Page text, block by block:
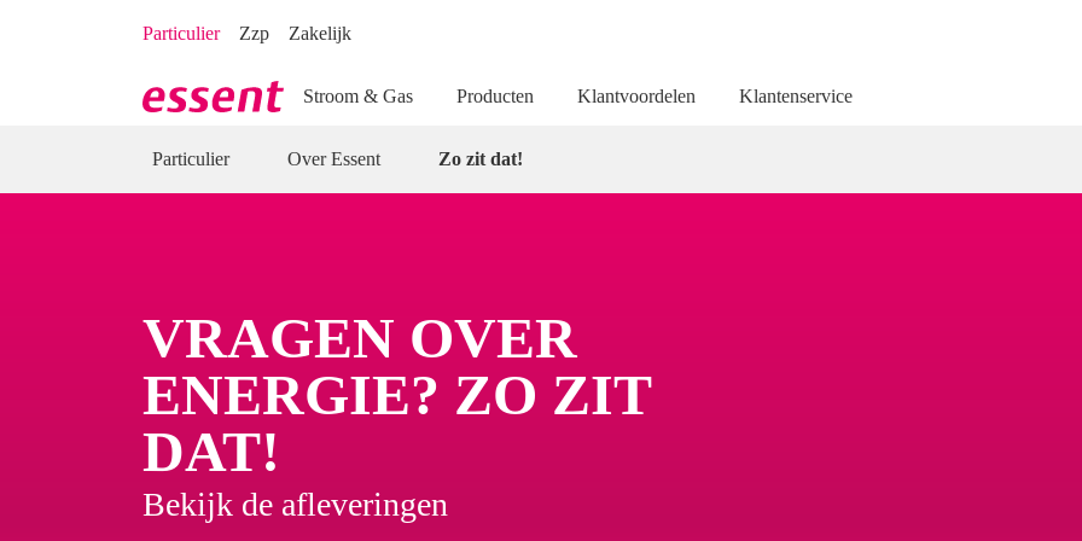
Direct naar hoofdinhoud
Direct naar inloggen
Particulier Zzp Zakelijk
Stroom & Gas Producten Klantvoordelen Klantenservice
Particulier Over Essent Zo zit dat!
VRAGEN OVER
ENERGIE? ZO ZIT
DAT!
Bekijk de afleveringen